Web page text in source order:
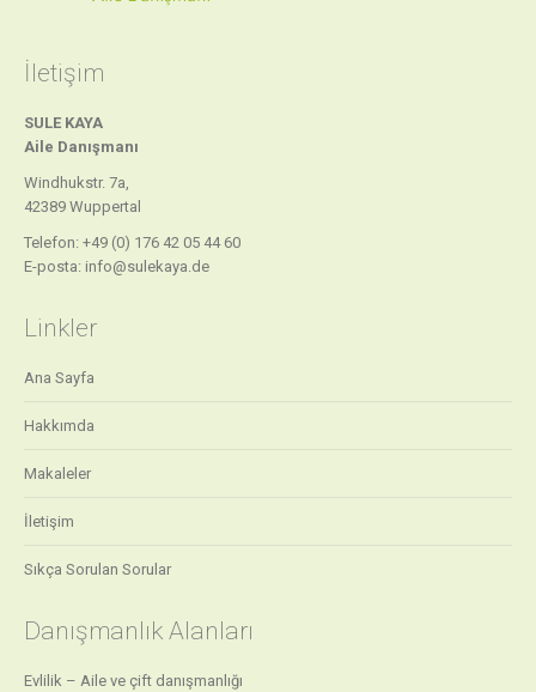
İletişim
SULE KAYA
Aile Danışmanı
Windhukstr. 7a,
42389 Wuppertal
Telefon: +49 (0) 176 42 05 44 60
E-posta: info@sulekaya.de
Linkler
Ana Sayfa
Hakkımda
Makaleler
İletişim
Sıkça Sorulan Sorular
Danışmanlık Alanları
Evlilik – Aile ve çift danışmanlığı